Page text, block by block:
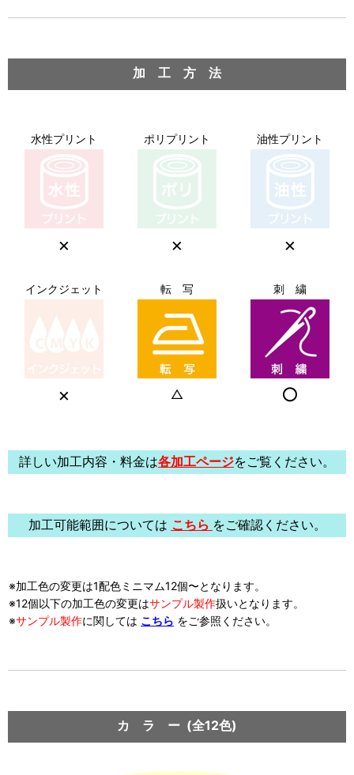
加 工 方 法
水性プリント ポリプリント 油性プリント
× × ×
インクジェット 転 写 刺 繍
× △ ○
詳しい加工内容・料金は各加工ページをご覧ください。
加工可能範囲については こちら をご確認ください。
※加工色の変更は1配色ミニマム12個〜となります。
※12個以下の加工色の変更はサンプル製作扱いとなります。
※サンプル製作に関しては こちら をご参照ください。
カ ラ ー (全12色)